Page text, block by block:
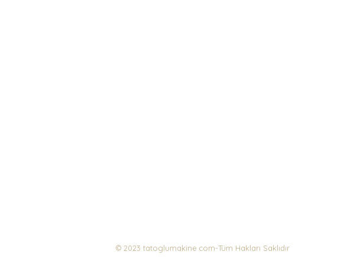
© 2023 tatoglumakine.com-Tüm Hakları Saklıdır